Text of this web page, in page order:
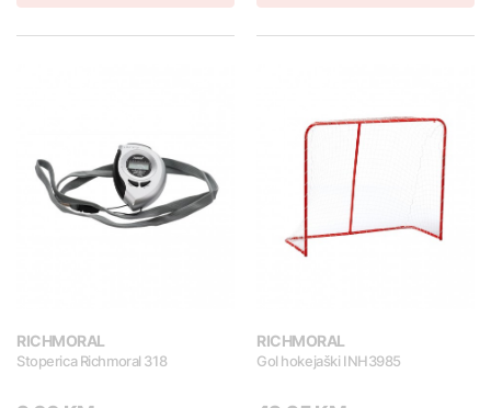
RICHMORAL
Stoperica Richmoral 318
RICHMORAL
Gol hokejaški INH3985